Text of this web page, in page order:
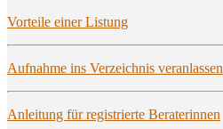
Vor­tei­le einer Listung
Auf­nah­me ins Ver­zeich­nis veranlassen
Anlei­tung für regis­trier­te Beraterinnen